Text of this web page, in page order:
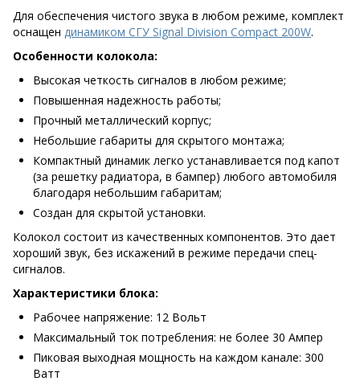
Для обеспечения чистого звука в любом режиме, комплект
оснащен динамиком СГУ Signal Division Compact 200W.
Особенности колокола:
Высокая четкость сигналов в любом режиме;
Повышенная надежность работы;
Прочный металлический корпус;
Небольшие габариты для скрытого монтажа;
Компактный динамик легко устанавливается под капот
(за решетку радиатора, в бампер) любого автомобиля
благодаря небольшим габаритам;
Создан для скрытой установки.
Колокол состоит из качественных компонентов. Это дает
хороший звук, без искажений в режиме передачи спец-
сигналов.
Характеристики блока:
Рабочее напряжение: 12 Вольт
Максимальный ток потребления: не более 30 Ампер
Пиковая выходная мощность на каждом канале: 300
Ватт